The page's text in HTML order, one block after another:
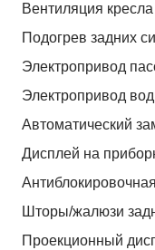
Вентиляция
Подогрев задних
Электропривод
Электропривод
Автоматический
Дисплей на
Шторы/жалюзи
Проекционный